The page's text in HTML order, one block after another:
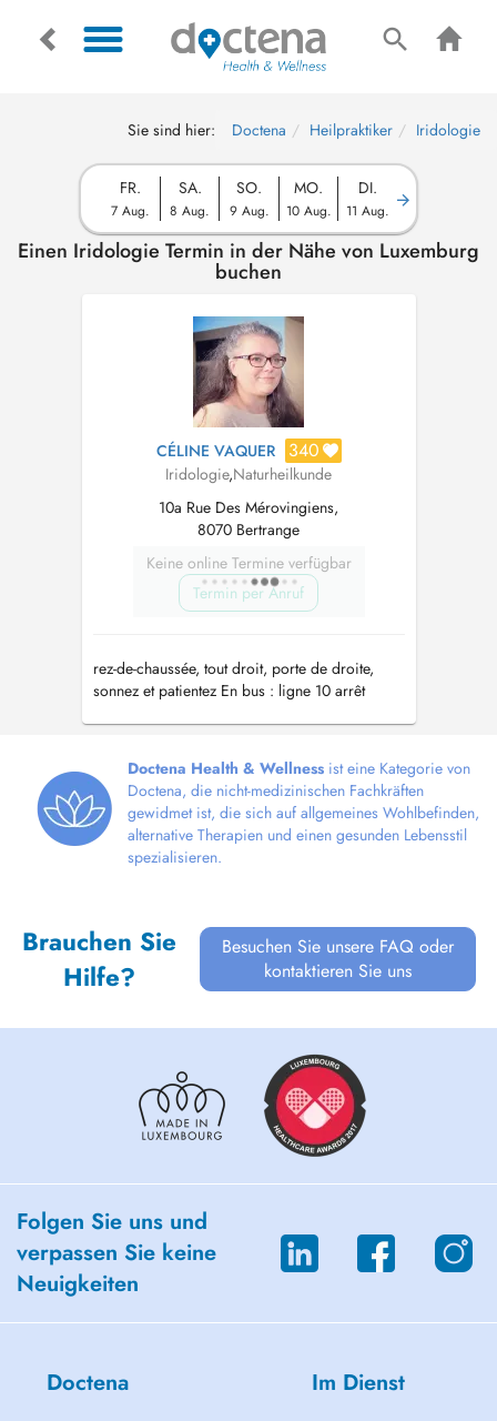
Sie sind hier: Doctena Heilpraktiker Iridologie
FR.
7 Aug.
SA.
8 Aug.
SO.
9 Aug.
MO.
10 Aug.
DI.
11 Aug.
Einen Iridologie Termin in der Nähe von Luxemburg
buchen
CÉLINE VAQUER 340
Iridologie,Naturheilkunde
10a Rue Des Mérovingiens,
8070 Bertrange
Keine online Termine verfügbar
Termin per Anruf
rez-de-chaussée, tout droit, porte de droite,
sonnez et patientez En bus : ligne 10 arrêt
Doctena Health & Wellness ist eine Kategorie von
Doctena, die nicht-medizinischen Fachkräften
gewidmet ist, die sich auf allgemeines Wohlbefinden,
alternative Therapien und einen gesunden Lebensstil
spezialisieren.
Brauchen Sie
Hilfe?
Besuchen Sie unsere FAQ oder
kontaktieren Sie uns
Folgen Sie uns und
verpassen Sie keine
Neuigkeiten
Doctena Im Dienst